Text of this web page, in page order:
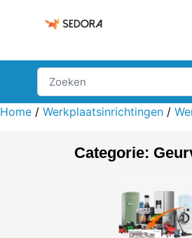
Home / Werkplaatsinrichtingen /
Categorie: